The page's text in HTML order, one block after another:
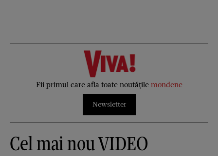
Fii primul care afla toate noutățile mondene
Newsletter
Cel mai nou VIDEO